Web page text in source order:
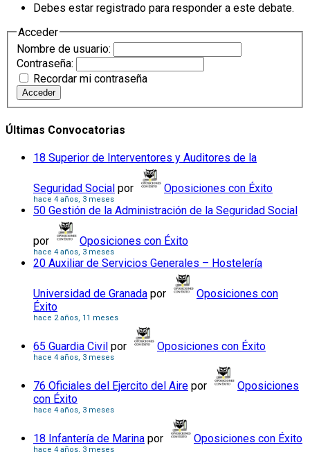
Debes estar registrado para responder a este debate.
Acceder
Nombre de usuario:
Contraseña:
Recordar mi contraseña
Acceder
Últimas Convocatorias
18 Superior de Interventores y Auditores de la
Seguridad Social por Oposiciones con Éxito
hace 4 años, 3 meses
50 Gestión de la Administración de la Seguridad Social
por Oposiciones con Éxito
hace 4 años, 3 meses
20 Auxiliar de Servicios Generales – Hostelería
Universidad de Granada por
Oposiciones con
Éxito
hace 2 años, 11 meses
65 Guardia Civil por Oposiciones con Éxito
hace 4 años, 3 meses
76 Oficiales del Ejercito del Aire por
Oposiciones
con Éxito
hace 4 años, 3 meses
18 Infantería de Marina por Oposiciones con Éxito
hace 4 años, 3 meses